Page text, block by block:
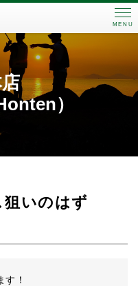
MENU
）
狙いのはず
！